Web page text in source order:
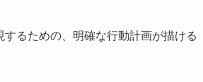
るための、明確な行動計画が描ける